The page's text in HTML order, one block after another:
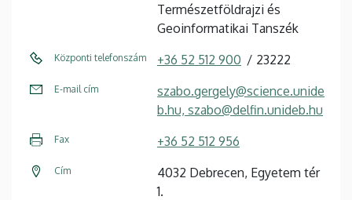
Természetföldrajzi és
Geoinformatikai Tanszék
Központi telefonszám +36 52 512 900 23222
E-mail cím
szabo.gergely@science.unide
b.hu, szabo@delfin.unideb.hu
Fax +36 52 512 956
Cím
4032 Debrecen, Egyetem tér
1.